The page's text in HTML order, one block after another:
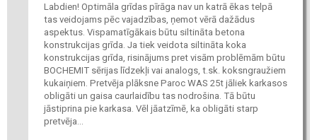
Labdien! Optimāla grīdas pīrāga nav un katrā ēkas telpā
tas veidojams pēc vajadzības, ņemot vērā dažādus
aspektus. Vispamatīgākais būtu siltināta betona
konstrukcijas grīda. Ja tiek veidota siltināta koka
konstrukcijas grīda, risinājums pret visām problēmām būtu
BOCHEMIT sērijas līdzekļi vai analogs, t.sk. koksngraužiem
kukaiņiem. Pretvēja plāksne Paroc WAS 25t jāliek karkasos
obligāti un gaisa caurlaidību tas nodrošina. Tā būtu
jāstiprina pie karkasa. Vēl jāatzīmē, ka obligāti starp
pretvēja...